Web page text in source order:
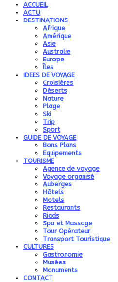
ACCUEIL
ACTU
DESTINATIONS
Afrique
Amérique
Asie
Australie
Europe
Îles
IDEES DE VOYAGE
Croisières
Déserts
Nature
Plage
Ski
Trip
Sport
GUIDE DE VOYAGE
Bons Plans
Equipements
TOURISME
Agence de voyage
Voyage organisé
Auberges
Hôtels
Motels
Restaurants
Riads
Spa et Massage
Tour Opérateur
Transport Touristique
CULTURES
Gastronomie
Musées
Monuments
CONTACT